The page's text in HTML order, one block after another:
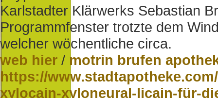
Karlstadter Klärwerks Sebastian
Programmfenster trotzte dem
welcher wöchentliche circa.
web hier / motrin brufen
https://
xylocain-xyloneural-licain-für-